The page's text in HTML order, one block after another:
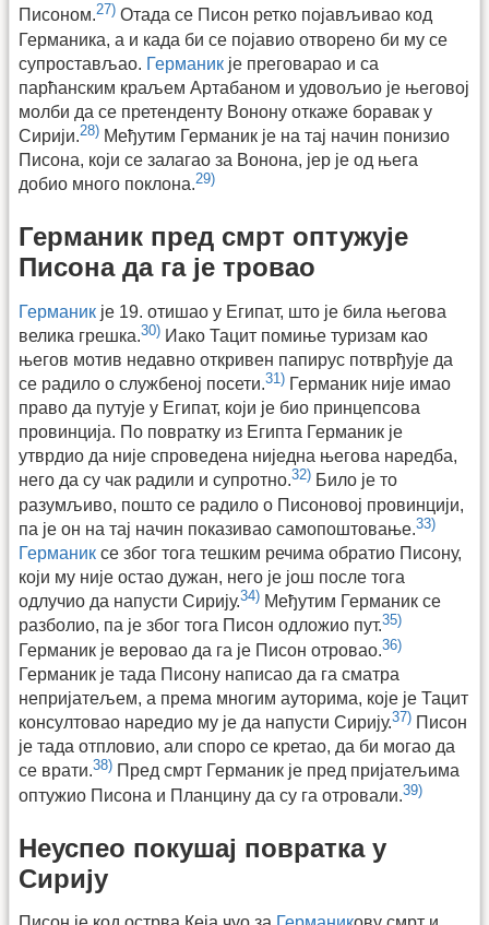
Писоном.27) Отада се Писон ретко појављивао код
Германика, а и када би се појавио отворено би му се
супростављао. Германик је преговарао и са
парћанским краљем Артабаном и удовољио је његовој
молби да се претенденту Вонону откаже боравак у
Сирији.28) Међутим Германик је на тај начин понизио
Писона, који се залагао за Вонона, јер је од њега
добио много поклона.29)
Германик пред смрт оптужује
Писона да га је тровао
Германик је 19. отишао у Египат, што је била његова
велика грешка.30) Иако Тацит помиње туризам као
његов мотив недавно откривен папирус потврђује да
се радило о службеној посети.31) Германик није имао
право да путује у Египат, који је био принцепсова
провинција. По повратку из Египта Германик је
утврдио да није спроведена ниједна његова наредба,
него да су чак радили и супротно.32) Било је то
разумљиво, пошто се радило о Писоновој провинцији,
па је он на тај начин показивао самопоштовање.33)
Германик се због тога тешким речима обратио Писону,
који му није остао дужан, него је још после тога
одлучио да напусти Сирију.34) Међутим Германик се
разболио, па је због тога Писон одложио пут.35)
Германик је веровао да га је Писон отровао.36)
Германик је тада Писону написао да га сматра
непријатељем, а према многим ауторима, које је Тацит
консултовао наредио му је да напусти Сирију.37) Писон
је тада отпловио, али споро се кретао, да би могао да
се врати.38) Пред смрт Германик је пред пријатељима
оптужио Писона и Планцину да су га отровали.39)
Неуспео покушај повратка у
Сирију